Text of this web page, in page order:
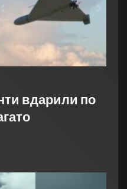
вдарили по